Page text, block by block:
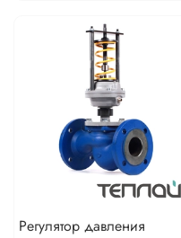
Регулятор давления